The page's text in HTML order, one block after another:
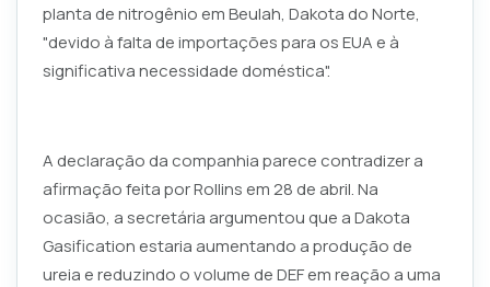
planta de nitrogênio em Beulah, Dakota do Norte,
"devido à falta de importações para os EUA e à
significativa necessidade doméstica".
A declaração da companhia parece contradizer a
afirmação feita por Rollins em 28 de abril. Na
ocasião, a secretária argumentou que a Dakota
Gasification estaria aumentando a produção de
ureia e reduzindo o volume de DEF em reação a uma